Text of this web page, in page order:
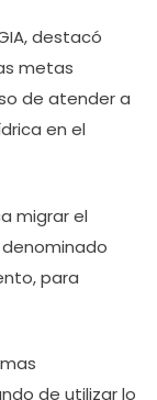
destacó
metas
de atender a
en el
migrar el
para
de utilizar lo